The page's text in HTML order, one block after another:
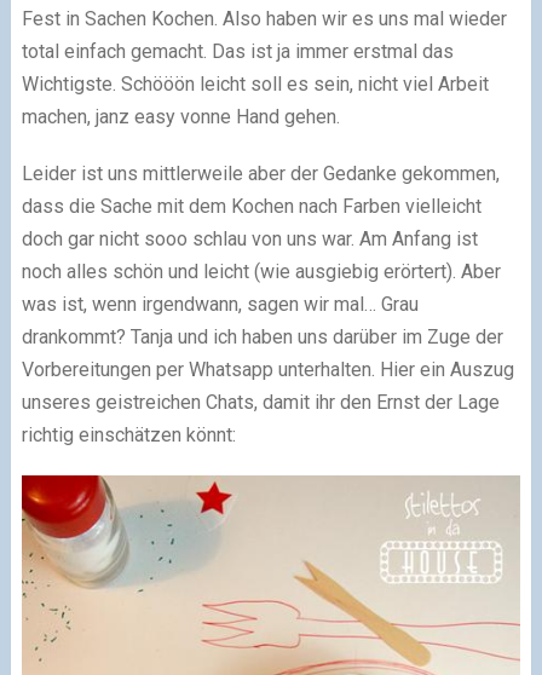
Fest in Sachen Kochen. Also haben wir es uns mal wieder
total einfach gemacht. Das ist ja immer erstmal das
Wichtigste. Schööön leicht soll es sein, nicht viel Arbeit
machen, janz easy vonne Hand gehen.
Leider ist uns mittlerweile aber der Gedanke gekommen,
dass die Sache mit dem Kochen nach Farben vielleicht
doch gar nicht sooo schlau von uns war. Am Anfang ist
noch alles schön und leicht (wie ausgiebig erörtert). Aber
was ist, wenn irgendwann, sagen wir mal… Grau
drankommt? Tanja und ich haben uns darüber im Zuge der
Vorbereitungen per Whatsapp unterhalten. Hier ein Auszug
unseres geistreichen Chats, damit ihr den Ernst der Lage
richtig einschätzen könnt: